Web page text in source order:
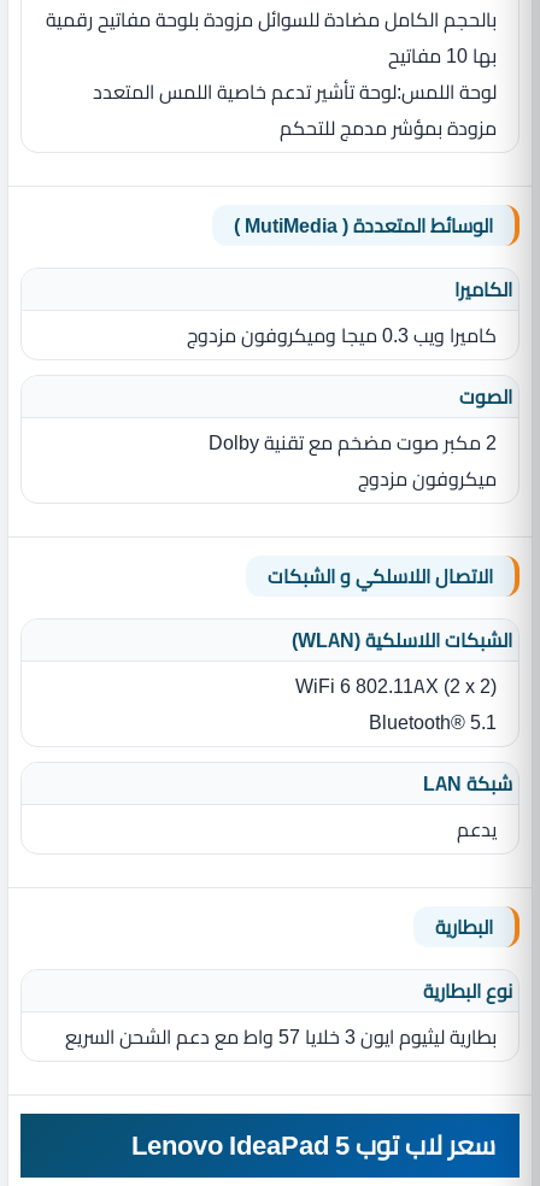
بالحجم الكامل مضادة للسوائل مزودة بلوحة مفاتيح رقمية
بها 10 مفاتيح
لوحة اللمس‏:‏لوحة تأشير تدعم خاصية اللمس المتعدد
مزودة بمؤشر مدمج للتحكم
الوسائط المتعددة ( MutiMedia )
الكاميرا
كاميرا ويب 0.3 ميجا وميكروفون مزدوج
الصوت
2 مكبر صوت مضخم مع تقنية Dolby
ميكروفون مزدوج
الاتصال اللاسلكي و الشبكات
الشبكات اللاسلكية (WLAN)
WiFi 6 802.11AX (2 x 2)
Bluetooth® 5.1
شبكة LAN
يدعم
البطارية
نوع البطارية‏
بطارية ليثيوم ايون 3 خلايا 57 واط مع دعم الشحن السريع
سعر لاب توب Lenovo IdeaPad 5